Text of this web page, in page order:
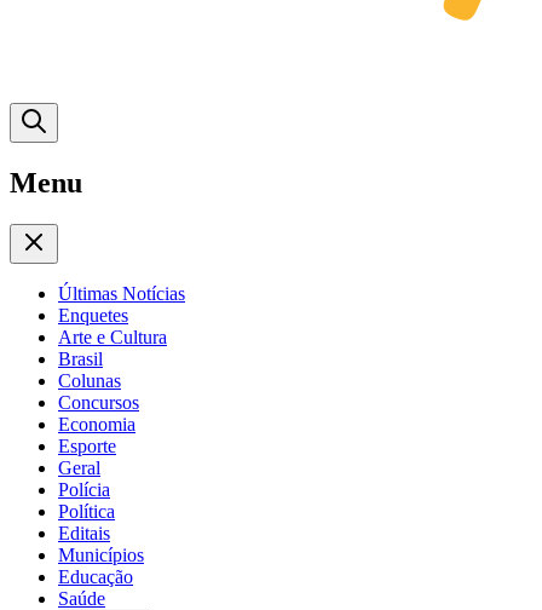
Menu
Últimas Notícias
Enquetes
Arte e Cultura
Brasil
Colunas
Concursos
Economia
Esporte
Geral
Polícia
Política
Editais
Municípios
Educação
Saúde